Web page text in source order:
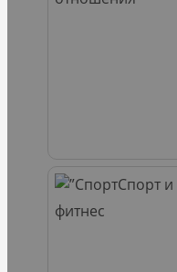
Спорт и
фитнес